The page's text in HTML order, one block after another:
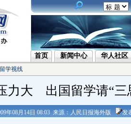
首页 新闻中心 华人社区
留学视线
力大 出国留学请“三
年08月14日 08:03 来源：人民日报海外版 发